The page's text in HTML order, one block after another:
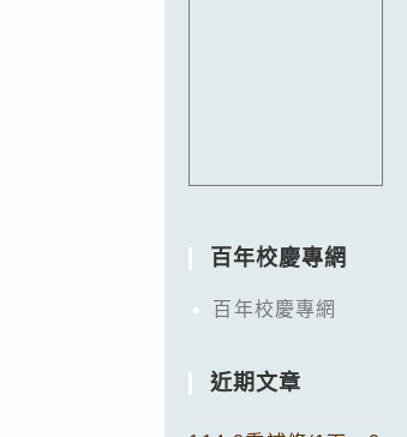
百年校慶專網
百年校慶專網
近期文章